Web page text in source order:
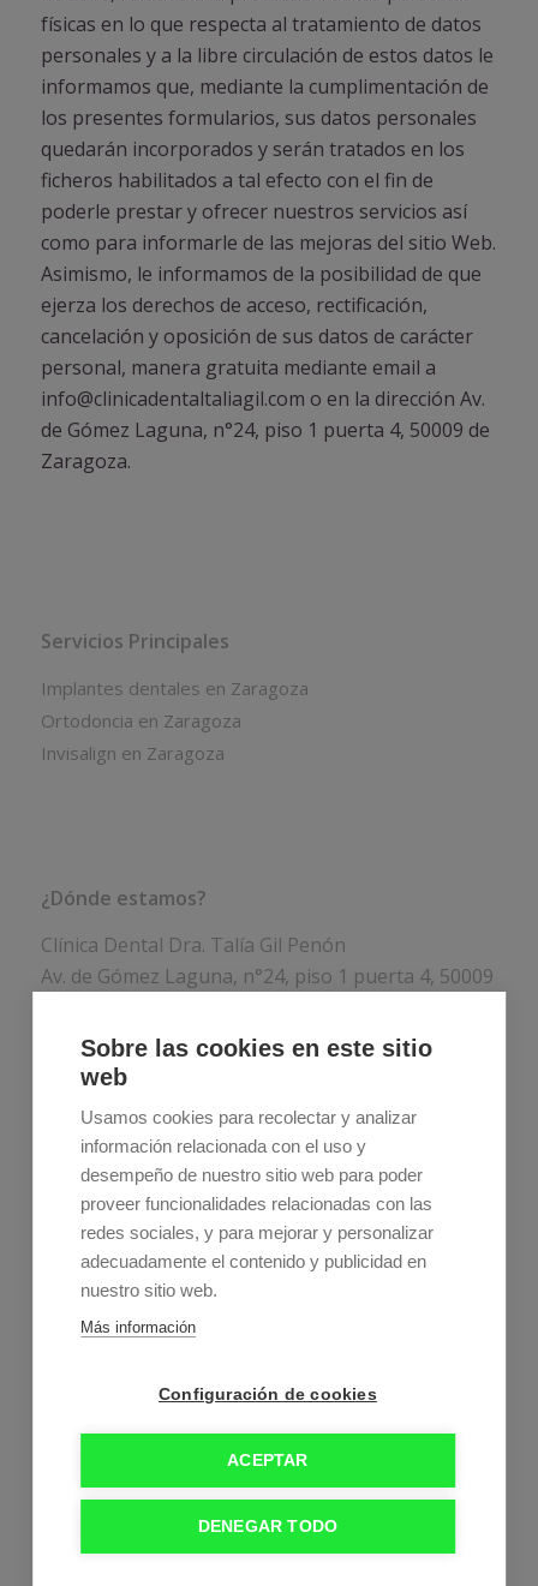
Sobre las cookies en este sitio
web
Usamos cookies para recolectar y analizar
información relacionada con el uso y
desempeño de nuestro sitio web para poder
proveer funcionalidades relacionadas con las
redes sociales, y para mejorar y personalizar
adecuadamente el contenido y publicidad en
nuestro sitio web.
Más información
Configuración de cookies
ACEPTAR
DENEGAR TODO
físicas en lo que respecta al tratamiento de datos
personales y a la libre circulación de estos datos le
informamos que, mediante la cumplimentación de
los presentes formularios, sus datos personales
quedarán incorporados y serán tratados en los
ficheros habilitados a tal efecto con el fin de
poderle prestar y ofrecer nuestros servicios así
como para informarle de las mejoras del sitio Web.
Asimismo, le informamos de la posibilidad de que
ejerza los derechos de acceso, rectificación,
cancelación y oposición de sus datos de carácter
personal, manera gratuita mediante email a
info@clinicadentaltaliagil.com o en la dirección Av.
de Gómez Laguna, n°24, piso 1 puerta 4, 50009 de
Zaragoza.
Servicios Principales
Implantes dentales en Zaragoza
Ortodoncia en Zaragoza
Invisalign en Zaragoza
¿Dónde estamos?
Clínica Dental Dra. Talía Gil Penón
Av. de Gómez Laguna, n°24, piso 1 puerta 4, 50009
Teléfono:976 75 77 44
Estos son nuestros horarios
Lunes a jueves:9:00–21:00
Viernes:9:00–15:00